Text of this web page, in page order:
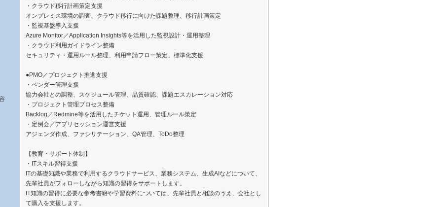
・クラウド移行計画策定支援
オンプレミス環境の調査、クラウド移行に向けた課題整理、移行計画策定
・監視基盤導入支援
Azure Monitor／Application Insights等を活用した監視設計・運用整理
・クラウド利用ガイドライン整備
セキュリティ・運用ルール整理、利用申請フロー策定、標準化支援
●PMO／プロジェクト推進支援
・ベンダー管理支援
協力会社との調整、スケジュール管理、品質確認、課題エスカレーション対応
・プロジェクト管理プロセス整備
Backlog／Redmine等を活用したチケット運用、管理ルール策定
・定例会／アプリセッション運営支援
アジェンダ作成、ファシリテーション、QA管理、ToDo整理
【教育・サポート体制】
・ITスキル習得支援
ITの基礎知識や業務で利用するクラウドサービス、業務システム、生成AIなどについて、
先輩社員がフォローしながら知識の習得をサポートします。
IT知識の習得に必要な参考書籍や学習資料については、先輩社員と相談のうえ、会社とし
て購入を支援します。